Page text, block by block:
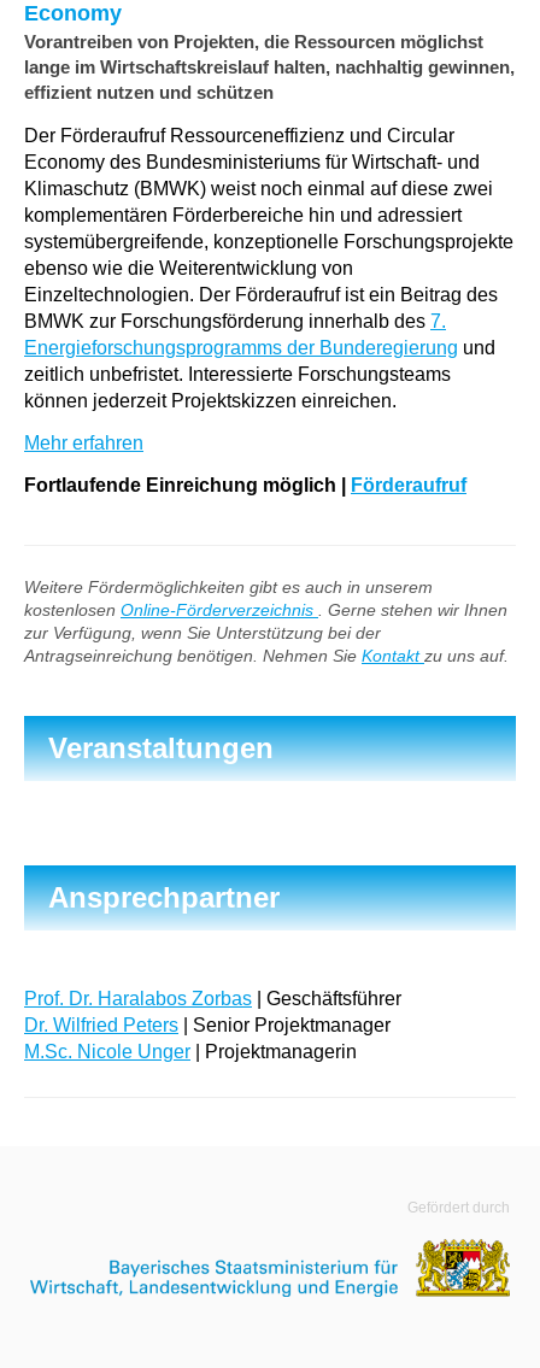
Economy
Vorantreiben von Projekten, die Ressourcen möglichst
lange im Wirtschaftskreislauf halten, nachhaltig gewinnen,
effizient nutzen und schützen
Der Förderaufruf Ressourceneffizienz und Circular
Economy des Bundesministeriums für Wirtschaft- und
Klimaschutz (BMWK) weist noch einmal auf diese zwei
komplementären Förderbereiche hin und adressiert
systemübergreifende, konzeptionelle Forschungsprojekte
ebenso wie die Weiterentwicklung von
Einzeltechnologien. Der Förderaufruf ist ein Beitrag des
BMWK zur Forschungsförderung innerhalb des 7.
Energieforschungsprogramms der Bunderegierung und
zeitlich unbefristet. Interessierte Forschungsteams
können jederzeit Projektskizzen einreichen.
Mehr erfahren
Fortlaufende Einreichung möglich Förderaufruf
Weitere Fördermöglichkeiten gibt es auch in unserem
kostenlosen Online-Förderverzeichnis
. Gerne stehen wir Ihnen
zur Verfügung, wenn Sie Unterstützung bei der
Antragseinreichung benötigen. Nehmen Sie Kontaktzu uns auf.
Veranstaltungen
Ansprechpartner
Prof. Dr. Haralabos Zorbas | Geschäftsführer
Dr. Wilfried Peters | Senior Projektmanager
M.Sc. Nicole Unger | Projektmanagerin
Gefördert durch